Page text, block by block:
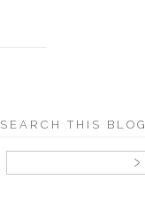
SEARCH THIS BLOG